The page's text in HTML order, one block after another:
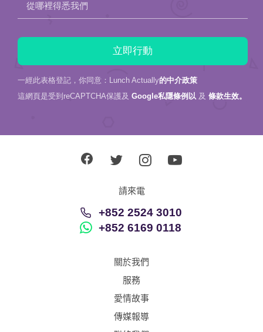
從哪裡得悉我們
一經此表格登記，你同意：Lunch Actually的中介政策
這網頁是受到reCAPTCHA保護及 Google私隱條例以 及 條款生效。
請來電
+852 2524 3010
+852 6169 0118
關於我們
服務
愛情故事
傳媒報導